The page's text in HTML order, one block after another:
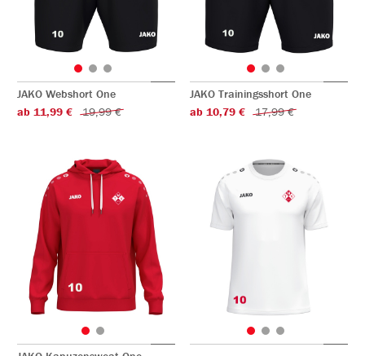
JAKO Webshort One
ab 11,99 €
19,99 €
JAKO Trainingsshort One
ab 10,79 €
17,99 €